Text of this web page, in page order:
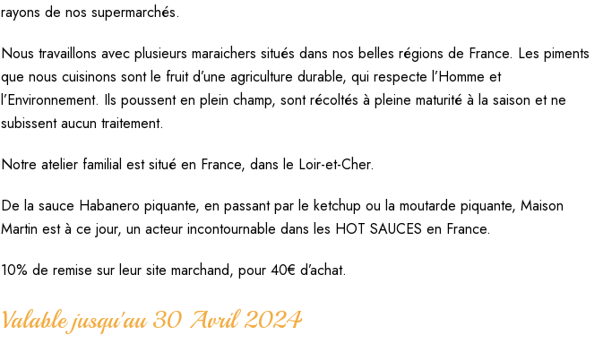
rayons de nos supermarchés.
Nous travaillons avec plusieurs maraichers situés dans nos belles régions de France. Les piments
que nous cuisinons sont le fruit d’une agriculture durable, qui respecte l’Homme et
l’Environnement. Ils poussent en plein champ, sont récoltés à pleine maturité à la saison et ne
subissent aucun traitement.
Notre atelier familial est situé en France, dans le Loir-et-Cher.
De la sauce Habanero piquante, en passant par le ketchup ou la moutarde piquante, Maison
Martin est à ce jour, un acteur incontournable dans les HOT SAUCES en France.
10% de remise sur leur site marchand, pour 40€ d’achat.
Valable jusqu'au 30 Avril 2024